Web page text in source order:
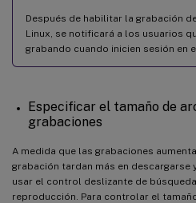
Después de habilitar la grabación
Linux, se notificará a los usuarios
grabando cuando inicien sesión en
Especificar el tamaño de
grabaciones
A medida que las grabaciones
grabación tardan más en descargarse
usar el control deslizante de
reproducción. Para controlar el